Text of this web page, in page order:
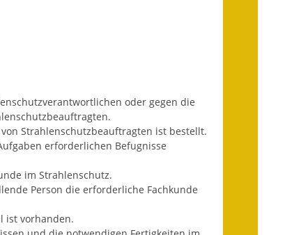
Ausweichfahrplan
Buslinie 168
Stellenausschreibungen
Zahlen und Fakten
Rathaus
oder gegen die
Strahlenschutzbeauftragten ist bestellt.
erforderlichen Befugnisse
im Strahlenschutz.
Person die erforderliche Fachkunde
ist vorhanden.